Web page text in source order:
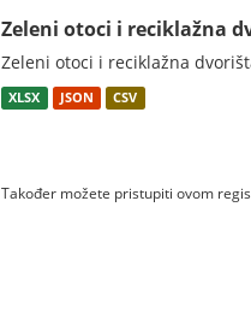
Zeleni otoci i reciklažna
Zeleni otoci i reciklažna
XLSX JSON CSV
Također možete pristupiti ovom